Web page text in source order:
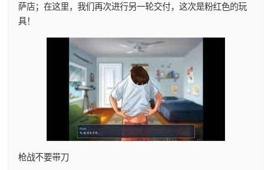
萨店；在这里，我们再次进行另一轮交付，这次是粉红色的玩
具！
枪战不要带刀